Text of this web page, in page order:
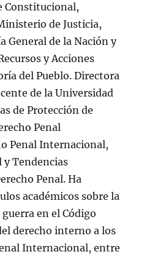
Constitucional,
de Justicia,
General de la Nación y
y Acciones
del Pueblo. Directora
de la Universidad
de Protección de
Penal
Penal Internacional,
y Tendencias
Penal. Ha
académicos sobre la
en el Código
derecho interno a los
Internacional, entre